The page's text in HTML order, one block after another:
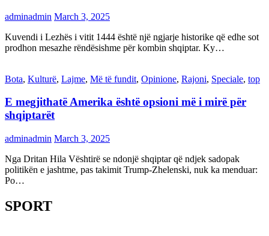
adminadmin March 3, 2025
Kuvendi i Lezhës i vitit 1444 është një ngjarje historike që edhe sot
prodhon mesazhe rëndësishme për kombin shqiptar. Ky…
Bota, Kulturë, Lajme, Më të fundit, Opinione, Rajoni, Speciale, top
E megjithatë Amerika është opsioni më i mirë për
shqiptarët
adminadmin March 3, 2025
Nga Dritan Hila Vështirë se ndonjë shqiptar që ndjek sadopak
politikën e jashtme, pas takimit Trump-Zhelenski, nuk ka menduar:
Po…
SPORT